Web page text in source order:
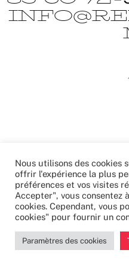
Politique de
Nous utilisons des cookies
offrir l'expérience la plus
préférences et vos visites
Accepter", vous consentez
cookies. Cependant, vous
cookies" pour fournir un
Paramètres des cookies